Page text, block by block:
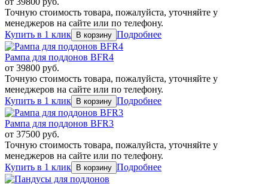
Точную стоимость товара, пожалуйста, уточняйте у
менеджеров на сайте или по телефону.
Купить в 1 клик
Подробнее
Рампа для поддонов BFR4
от 39800 руб.
Точную стоимость товара, пожалуйста, уточняйте у
менеджеров на сайте или по телефону.
Купить в 1 клик
Подробнее
Рампа для поддонов BFR3
от 37500 руб.
Точную стоимость товара, пожалуйста, уточняйте у
менеджеров на сайте или по телефону.
Купить в 1 клик
Подробнее